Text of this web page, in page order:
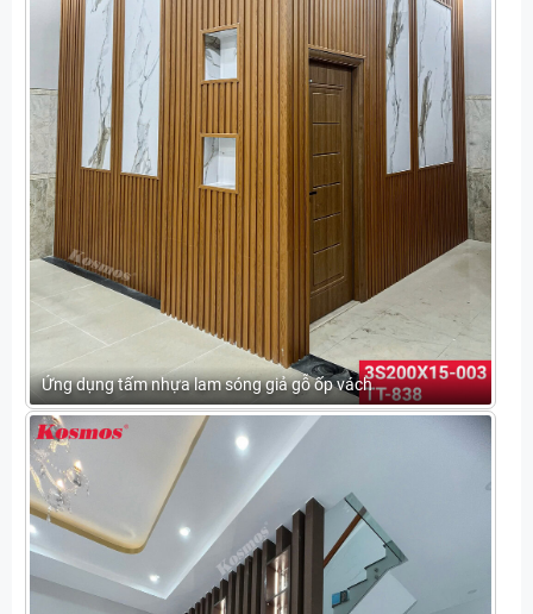
Ứng dụng tấm nhựa lam sóng giả gỗ ốp vách